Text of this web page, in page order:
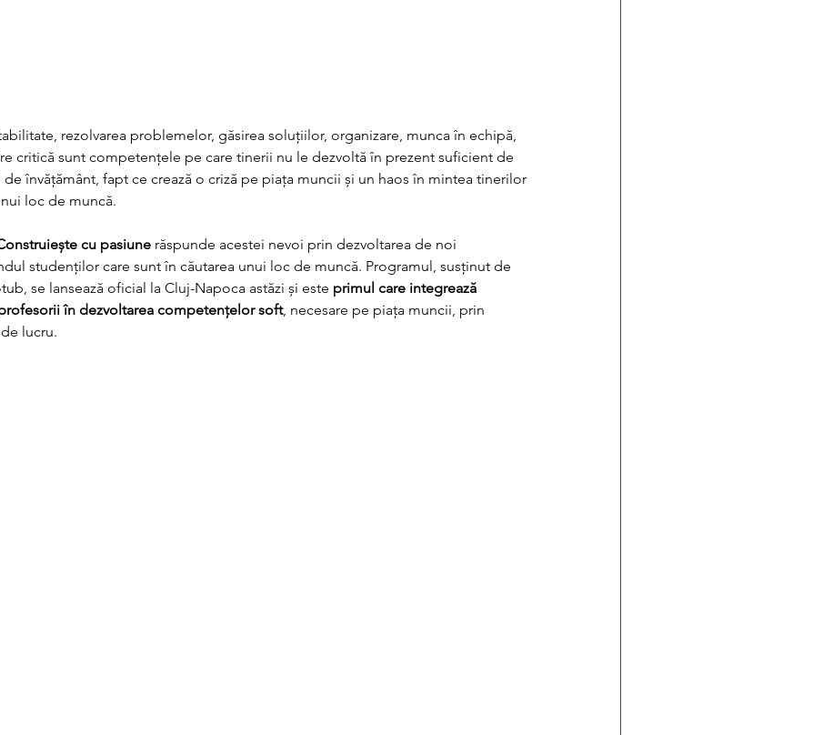
rezolvarea problemelor, găsirea soluțiilor, organizare, munca în echipă,
critică sunt competențele pe care tinerii nu le dezvoltă în prezent suficient de
învățământ, fapt ce crează o criză pe piața muncii și un haos în mintea tinerilor
loc de muncă.
cu pasiune răspunde acestei nevoi prin dezvoltarea de noi
studenților care sunt în căutarea unui loc de muncă. Programul, susținut de
se lansează oficial la Cluj-Napoca astăzi și este primul care integrează
în dezvoltarea competențelor soft, necesare pe piața muncii, prin
lucru.